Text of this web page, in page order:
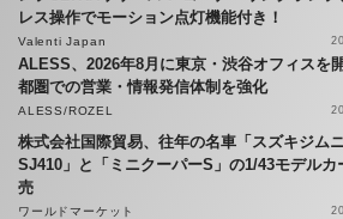
レス操作でモーション点灯機能付き！
Valenti Japan
ALESS、2026年8月に東京・渋谷オフィス
都圏での営業・情報発信体制を強化
ALESS/ROZEL
株式会社国際貿易、往年の名車「スズキジム
SJ410」と「ミニクーパーS」の1/43モデルカ
売
ワールドマーケット